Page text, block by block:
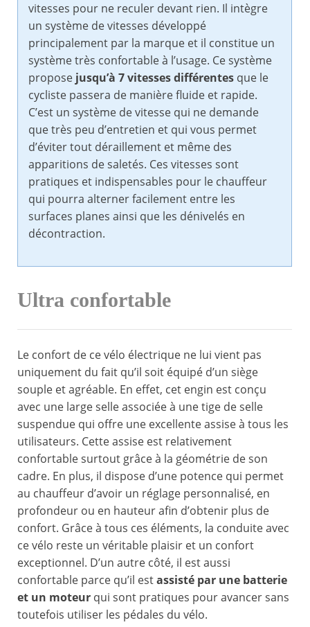
vitesses pour ne reculer devant rien. Il intègre
un système de vitesses développé
principalement par la marque et il constitue un
système très confortable à l’usage. Ce système
propose jusqu’à 7 vitesses différentes que le
cycliste passera de manière fluide et rapide.
C’est un système de vitesse qui ne demande
que très peu d’entretien et qui vous permet
d’éviter tout déraillement et même des
apparitions de saletés. Ces vitesses sont
pratiques et indispensables pour le chauffeur
qui pourra alterner facilement entre les
surfaces planes ainsi que les dénivelés en
décontraction.
Ultra confortable
Le confort de ce vélo électrique ne lui vient pas
uniquement du fait qu’il soit équipé d’un siège
souple et agréable. En effet, cet engin est conçu
avec une large selle associée à une tige de selle
suspendue qui offre une excellente assise à tous les
utilisateurs. Cette assise est relativement
confortable surtout grâce à la géométrie de son
cadre. En plus, il dispose d’une potence qui permet
au chauffeur d’avoir un réglage personnalisé, en
profondeur ou en hauteur afin d’obtenir plus de
confort. Grâce à tous ces éléments, la conduite avec
ce vélo reste un véritable plaisir et un confort
exceptionnel. D’un autre côté, il est aussi
confortable parce qu’il estassisté par une batterie
et un moteur qui sont pratiques pour avancer sans
toutefois utiliser les pédales du vélo.